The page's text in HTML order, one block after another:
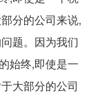
分的公司来说,
题。因为我们
始终,即使是一
大部分的公司